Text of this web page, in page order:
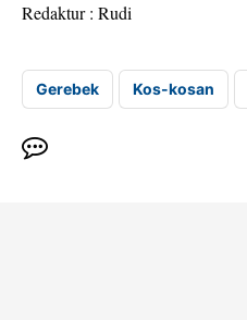
Redaktur : Rudi
Gerebek Kos-kosan